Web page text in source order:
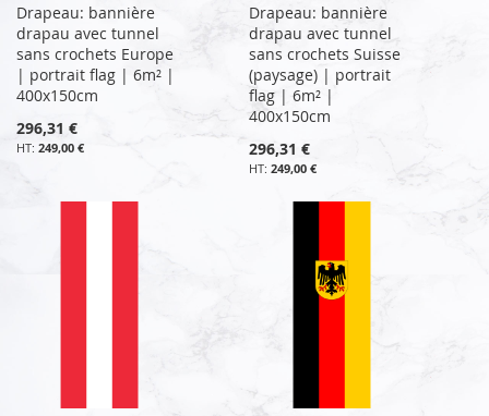
Drapeau: bannière
drapau avec tunnel
sans crochets Europe
| portrait flag | 6m² |
400x150cm
296,31 €
249,00 €
Drapeau: bannière
drapau avec tunnel
sans crochets Suisse
(paysage) | portrait
flag | 6m² |
400x150cm
296,31 €
249,00 €